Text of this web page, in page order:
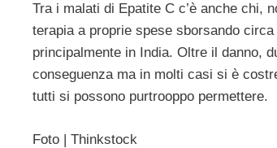
Tra i malati di Epatite C c’è anche chi,
terapia a proprie spese sborsando
principalmente in India. Oltre il danno,
conseguenza ma in molti casi si è
tutti si possono purtrooppo permettere.
Foto | Thinkstock